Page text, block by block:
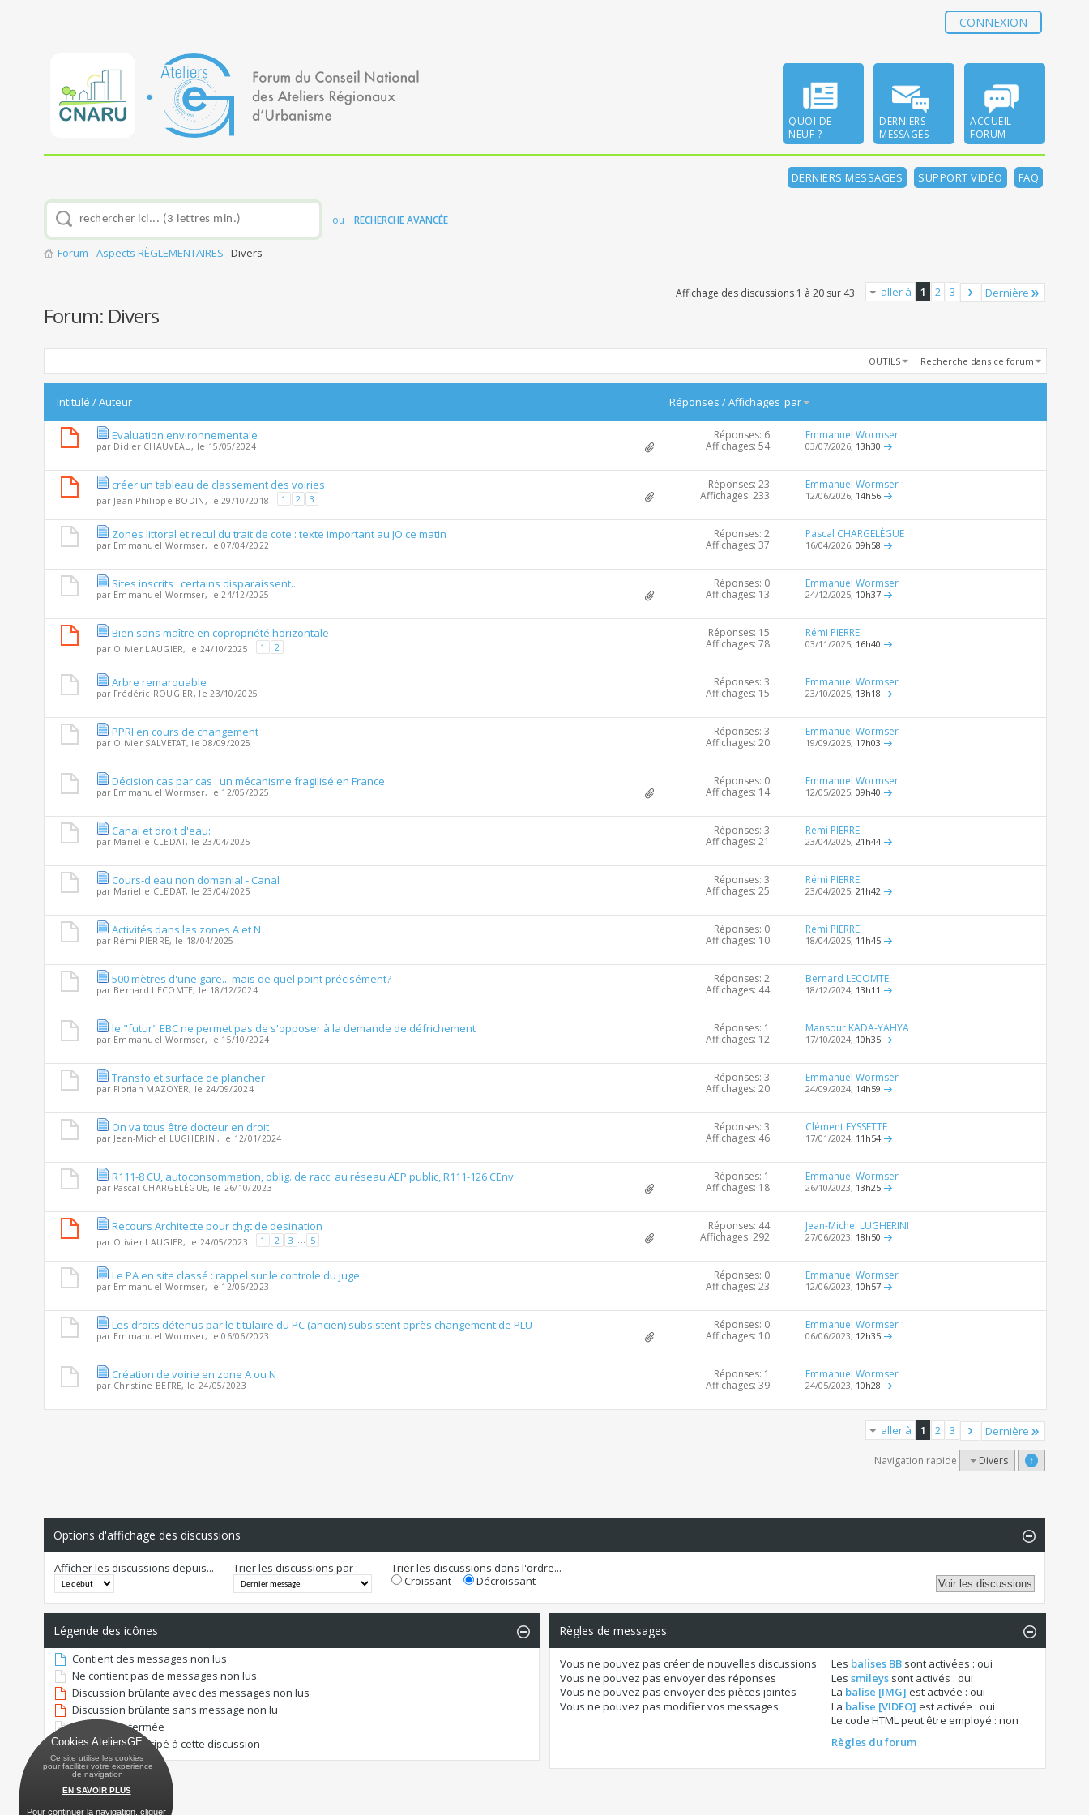
CONNEXION
QUOI DE
NEUF ?
DERNIERS
MESSAGES
ACCUEIL
FORUM
DERNIERS MESSAGES SUPPORT VIDÉO FAQ
ou RECHERCHE AVANCÉE
Forum Aspects RÈGLEMENTAIRES Divers
aller à 1 2 3 Dernière
Affichage des discussions 1 à 20 sur 43
Forum: Divers
OUTILS Recherche dans ce forum
Intitulé /Auteur Réponses /Affichages par
Evaluation environnementale
par Didier CHAUVEAU, le 15/05/2024
Réponses: 6
Affichages: 54
Emmanuel Wormser
03/07/2026, 13h30
créer un tableau de classement des voiries
par Jean-Philippe BODIN, le 29/10/2018 1 2 3
Réponses: 23
Affichages: 233
Emmanuel Wormser
12/06/2026, 14h56
Zones littoral et recul du trait de cote : texte important au JO ce matin
par Emmanuel Wormser, le 07/04/2022
Réponses: 2
Affichages: 37
Pascal CHARGELÈGUE
16/04/2026,09h58
Sites inscrits : certains disparaissent...
par Emmanuel Wormser, le 24/12/2025
Réponses: 0
Affichages: 13
Emmanuel Wormser
24/12/2025, 10h37
Bien sans maître en copropriété horizontale
par Olivier LAUGIER, le 24/10/2025 1 2
Réponses: 15
Affichages: 78
Rémi PIERRE
03/11/2025, 16h40
Arbre remarquable
par Frédéric ROUGIER, le 23/10/2025
Réponses: 3
Affichages: 15
Emmanuel Wormser
23/10/2025, 13h18
PPRI en cours de changement
par Olivier SALVETAT, le 08/09/2025
Réponses: 3
Affichages: 20
Emmanuel Wormser
19/09/2025, 17h03
Décision cas par cas : un mécanisme fragilisé en France
par Emmanuel Wormser, le 12/05/2025
Réponses: 0
Affichages: 14
Emmanuel Wormser
12/05/2025,09h40
Canal et droit d'eau:
par Marielle CLEDAT, le 23/04/2025
Réponses: 3
Affichages: 21
Rémi PIERRE
23/04/2025,21h44
Cours-d'eau non domanial - Canal
par Marielle CLEDAT, le 23/04/2025
Réponses: 3
Affichages: 25
Rémi PIERRE
23/04/2025,21h42
Activités dans les zones A et N
par Rémi PIERRE, le 18/04/2025
Réponses: 0
Affichages: 10
Rémi PIERRE
18/04/2025, 11h45
500 mètres d'une gare... mais de quel point précisément?
par Bernard LECOMTE, le 18/12/2024
Réponses: 2
Affichages: 44
Bernard LECOMTE
18/12/2024, 13h11
le "futur" EBC ne permet pas de s'opposer à la demande de défrichement
par Emmanuel Wormser, le 15/10/2024
Réponses: 1
Affichages: 12
Mansour KADA-YAHYA
17/10/2024, 10h35
Transfo et surface de plancher
par Florian MAZOYER, le 24/09/2024
Réponses: 3
Affichages: 20
Emmanuel Wormser
24/09/2024, 14h59
On va tous être docteur en droit
par Jean-Michel LUGHERINI, le 12/01/2024
Réponses: 3
Affichages: 46
Clément EYSSETTE
17/01/2024, 11h54
R111-8 CU, autoconsommation, oblig. de racc. au réseau AEP public, R111-126 CEnv
par Pascal CHARGELÈGUE, le 26/10/2023
Réponses: 1
Affichages: 18
Emmanuel Wormser
26/10/2023, 13h25
Recours Architecte pour chgt de desination
par Olivier LAUGIER, le 24/05/2023 1 2 3 ... 5
Réponses: 44
Affichages: 292
Jean-Michel LUGHERINI
27/06/2023, 18h50
Le PA en site classé : rappel sur le controle du juge
par Emmanuel Wormser, le 12/06/2023
Réponses: 0
Affichages: 23
Emmanuel Wormser
12/06/2023, 10h57
Les droits détenus par le titulaire du PC (ancien) subsistent après changement de PLU
par Emmanuel Wormser, le 06/06/2023
Réponses: 0
Affichages: 10
Emmanuel Wormser
06/06/2023, 12h35
Création de voirie en zone A ou N
par Christine BEFRE, le 24/05/2023
Réponses: 1
Affichages: 39
Emmanuel Wormser
24/05/2023, 10h28
aller à 1 2 3 Dernière
Navigation rapide Divers ↑
Options d'affichage des discussions
Afficher les discussions depuis... Trier les discussions par :
Trier les discussions dans l'ordre...
Croissant
Décroissant
Légende des icônes
Contient des messages non lus
Ne contient pas de messages non lus.
Discussion brûlante avec des messages non lus
Discussion brûlante sans message non lu
Discussion fermée
Vous avez participé à cette discussion
Règles de messages
Vousne pouvez pas créer de nouvelles discussions
Vousne pouvez pas envoyer des réponses
Vousne pouvez pas envoyer des pièces jointes
Vousne pouvez pas modifier vos messages
Les balises BBsont activées : oui
Les smileyssont activés : oui
La balise [IMG] est activée : oui
La balise [VIDEO] est activée : oui
Le code HTML peut être employé : non
Règles du forum
Cookies AteliersGE
Ce site utilise les cookies
pour faciliter votre experience
de navigation
EN SAVOIR PLUS
Pour continuer la navigation, cliquer